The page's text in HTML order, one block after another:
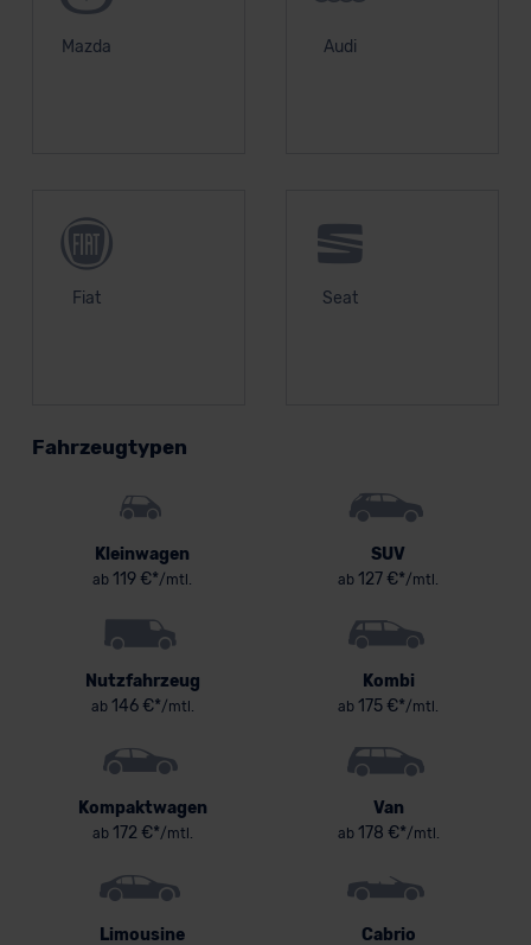
Mazda Audi
Fiat Seat
Fahrzeugtypen
Kleinwagen
ab 119 €*/mtl.
SUV
ab 127 €*/mtl.
Nutzfahrzeug
ab146 €*/mtl.
Kombi
ab 175 €*/mtl.
Kompaktwagen
ab172 €*/mtl.
Van
ab178 €*/mtl.
Limousine Cabrio